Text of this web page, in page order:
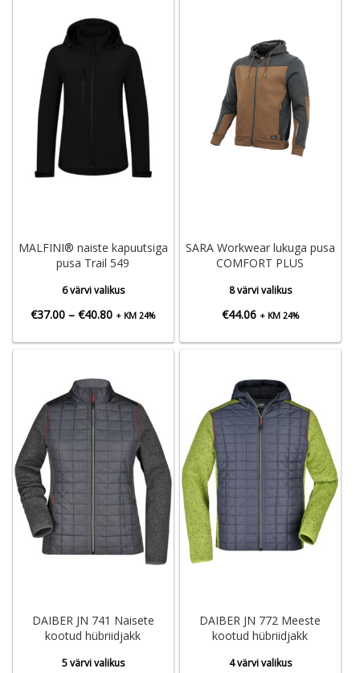
MALFINI® naiste kapuutsiga
pusa Trail 549
6 värvi valikus
€37.00 – €40.80Hinnavahemik:
€40.80
+ KM 24%
SARA Workwear lukuga pusa
COMFORT PLUS
8 värvi valikus
€44.06 + KM 24%
DAIBER JN 741 Naisete
kootud hübriidjakk
5 värvi valikus
DAIBER JN 772 Meeste
kootud hübriidjakk
4 värvi valikus